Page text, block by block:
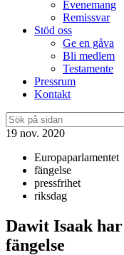
Evenemang
Remissvar
Stöd oss
Ge en gåva
Bli medlem
Testamente
Pressrum
Kontakt
19 nov. 2020
Europaparlamentet
fängelse
pressfrihet
riksdag
Dawit Isaak
fängelse